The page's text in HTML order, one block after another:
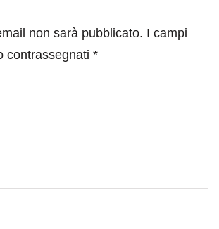
non sarà pubblicato. I campi
contrassegnati *